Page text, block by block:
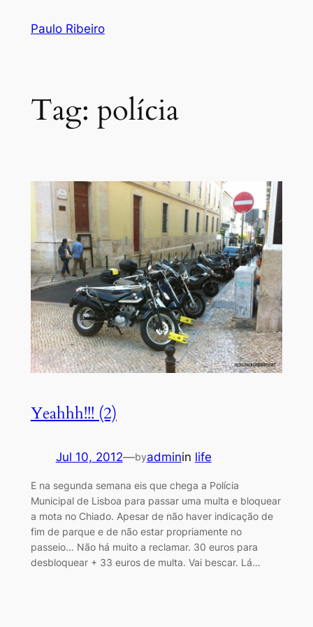
Paulo Ribeiro
Tag: polícia
Yeahhh!!! (2)
Jul 10, 2012—byadminin life
E na segunda semana eis que chega a Polícia
Municipal de Lisboa para passar uma multa e bloquear
a mota no Chiado. Apesar de não haver indicação de
fim de parque e de não estar propriamente no
passeio… Não há muito a reclamar. 30 euros para
desbloquear + 33 euros de multa. Vai bescar. Lá…